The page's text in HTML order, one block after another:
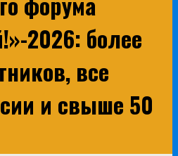
2026: более
все
и свыше 50